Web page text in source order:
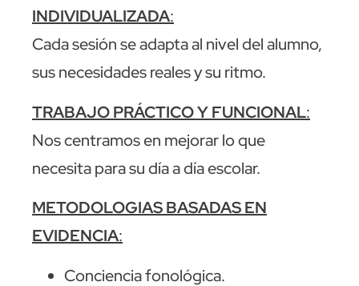
INDIVIDUALIZADA:
Cada sesión se adapta al nivel del alumno,
sus necesidades reales y su ritmo.
TRABAJO PRÁCTICO Y FUNCIONAL:
Nos centramos en mejorar lo que
necesita para su día a día escolar.
METODOLOGIAS BASADAS EN
EVIDENCIA:
Conciencia fonológica.